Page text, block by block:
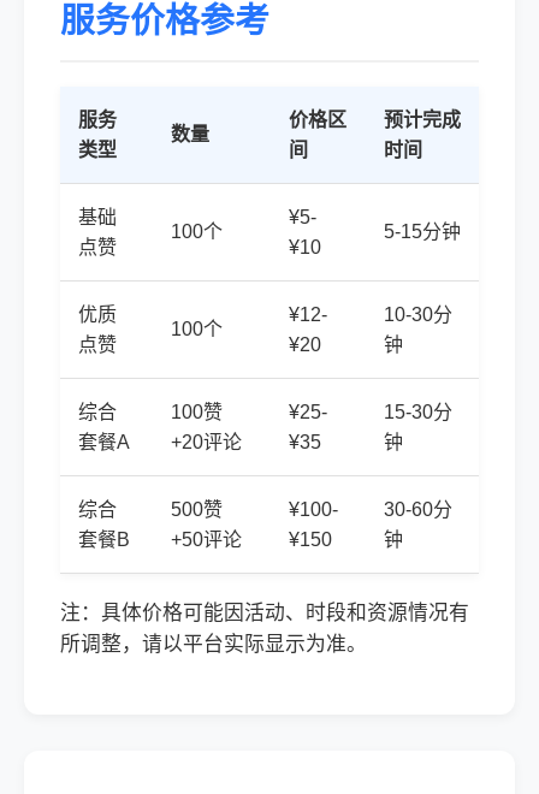
服务价格参考
服务
类型
数量
价格区
间
预计完成
时间
基础
点赞
100个
¥5-
¥10
5-15分钟
优质
点赞
100个
¥12-
¥20
10-30分
钟
综合
套餐A
100赞
+20评论
¥25-
¥35
15-30分
钟
综合
套餐B
500赞
+50评论
¥100-
¥150
30-60分
钟
注：具体价格可能因活动、时段和资源情况有
所调整，请以平台实际显示为准。